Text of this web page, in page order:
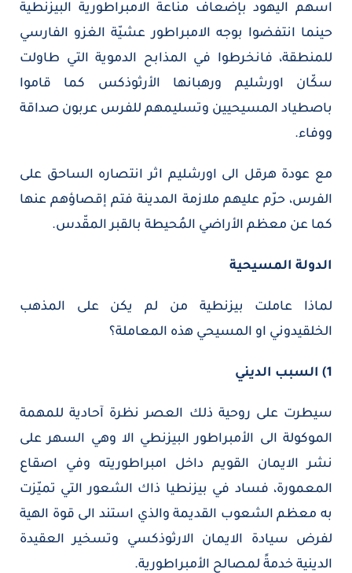
اسهم اليهود بإضعاف مناعة الامبراطورية البيزنطية
حينما انتفضوا بوجه الامبراطور عشيّة الغزو الفارسي
للمنطقة، فانخرطوا في المذابح الدموية التي طاولت
سكّان اورشليم ورهبانها الأرثوذكس كما قاموا
باصطياد المسيحيين وتسليمهم للفرس عربون صداقة
ووفاء.
مع عودة هرقل الى اورشليم اثر انتصاره الساحق على
الفرس، حرّم عليهم ملازمة المدينة فتم إقصاؤهم عنها
كما عن معظم الأراضي المُحيطة بالقبر المقّدس.
الدولة المسيحية
لماذا عاملت بيزنطية من لم يكن على المذهب
الخلقيدوني او المسيحي هذه المعاملة؟
1) السبب الديني
سيطرت على روحية ذلك العصر نظرة آحادية للمهمة
الموكولة الى الأمبراطور البيزنطي الا وهي السهر على
نشر الايمان القويم داخل امبراطوريته وفي اصقاع
المعمورة، فساد في بيزنطيا ذاك الشعور التي تميّزت
به معظم الشعوب القديمة والذي استند الى قوة الهية
لفرض سيادة الايمان الارثوذكسي وتسخير العقيدة
الدينية خدمةً لمصالح الأمبراطورية.